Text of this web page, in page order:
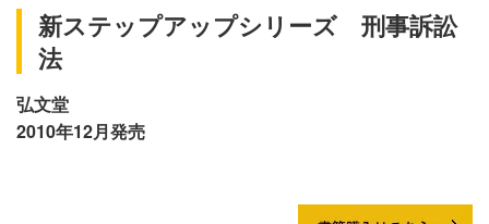
新ステップアップシリーズ 刑事訴訟
法
弘文堂
2010年12月発売